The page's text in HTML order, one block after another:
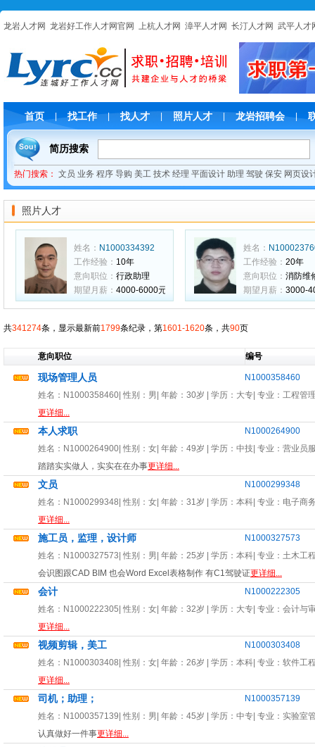
龙岩人才网 龙岩好工作人才网官网 上杭人才网 漳平人才网 长汀人才网 武平人才
首页 找工作 | 找人才 照片人才 龙岩招聘会 |
简历搜索
热门搜索： 文员 业务 程序 导购 美工 技术 经理 平面设计 助理 驾驶 保安 网页设
照片人才
姓名： N1000334392
工作经验： 10年
意向职位： 行政助理
期望月薪： 4000-6000元
姓名：
工作经验： 20年
意向职位： 消防维
期望月薪： 3000-
共341274条，显示最新前1799条纪录，第1601-1620条，共90页
意向职位 编号
现场管理人员
N1000358460
姓名： N1000358460 | 性别： 男 | 年龄： 30岁 | 学历：大专| 专业： 工程管
更详细...
本人求职
N1000264900
姓名： N1000264900 | 性别： 女 | 年龄： 49岁 | 学历：中技| 专业： 营业员
踏踏实实做人，实实在在办事更详细...
文员
N1000299348
姓名： N1000299348 | 性别： 女 | 年龄： 31岁 | 学历：本科| 专业： 电子商
更详细...
施工员，监理，设计师
N1000327573
姓名： N1000327573 | 性别： 男 | 年龄： 25岁 | 学历：本科| 专业： 土木工
会识图跟CAD BIM 也会Word Excel表格制作 有C1驾驶证更详细...
会计
N1000222305
姓名： N1000222305 | 性别： 女 | 年龄： 32岁 | 学历：大专| 专业： 会计与
更详细...
视频剪辑，美工
N1000303408
姓名： N1000303408 | 性别： 女 | 年龄： 26岁 | 学历：本科| 专业： 软件工
更详细...
司机；助理；
N1000357139
姓名： N1000357139 | 性别： 男 | 年龄： 45岁 | 学历：中专| 专业： 实验室
认真做好一件事更详细...